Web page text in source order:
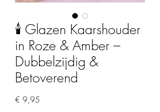
🕯️ Glazen Kaarshouder
in Roze & Amber –
Dubbelzijdig &
Betoverend
€ 9,95